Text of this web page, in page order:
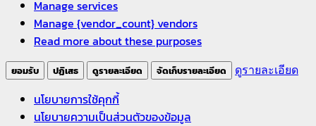
Manage services
Manage {vendor_count} vendors
Read more about these purposes
ยอมรับ ปฏิเสธ ดูรายละเอียด จัดเก็บรายละเอียด ดูรายละเอียด
นโยบายการใช้คุกกี้
นโยบายความเป็นส่วนตัวของข้อมูล